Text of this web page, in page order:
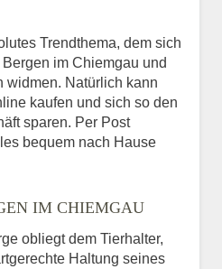
Trendthema, dem sich
im Chiemgau und
widmen. Natürlich kann
kaufen und sich so den
sparen. Per Post
bequem nach Hause
IM CHIEMGAU
obliegt dem Tierhalter,
Haltung seines